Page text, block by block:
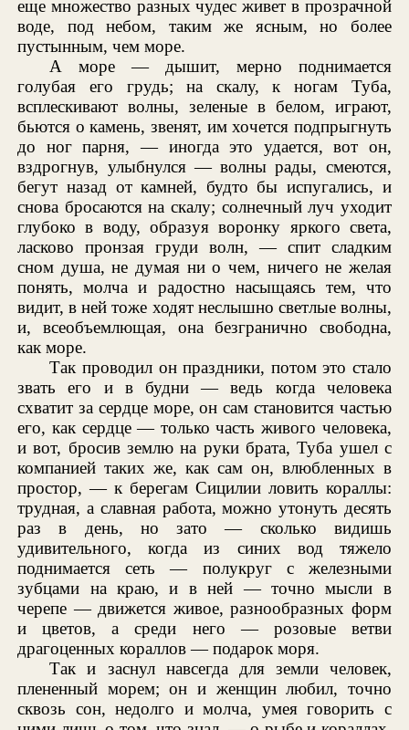
еще множество разных чудес живет в прозрачной
воде, под небом, таким же ясным, но более
пустынным, чем море.
А море — дышит, мерно поднимается
голубая его грудь; на скалу, к ногам Туба,
всплескивают волны, зеленые в белом, играют,
бьются о камень, звенят, им хочется подпрыгнуть
до ног парня, — иногда это удается, вот он,
вздрогнув, улыбнулся — волны рады, смеются,
бегут назад от камней, будто бы испугались, и
снова бросаются на скалу; солнечный луч уходит
глубоко в воду, образуя воронку яркого света,
ласково пронзая груди волн, — спит сладким
сном душа, не думая ни о чем, ничего не желая
понять, молча и радостно насыщаясь тем, что
видит, в ней тоже ходят неслышно светлые волны,
и, всеобъемлющая, она безгранично свободна,
как море.
Так проводил он праздники, потом это стало
звать его и в будни — ведь когда человека
схватит за сердце море, он сам становится частью
его, как сердце — только часть живого человека,
и вот, бросив землю на руки брата, Туба ушел с
компанией таких же, как сам он, влюбленных в
простор, — к берегам Сицилии ловить кораллы:
трудная, а славная работа, можно утонуть десять
раз в день, но зато — сколько видишь
удивительного, когда из синих вод тяжело
поднимается сеть — полукруг с железными
зубцами на краю, и в ней — точно мысли в
черепе — движется живое, разнообразных форм
и цветов, а среди него — розовые ветви
драгоценных кораллов — подарок моря.
Так и заснул навсегда для земли человек,
плененный морем; он и женщин любил, точно
сквозь сон, недолго и молча, умея говорить с